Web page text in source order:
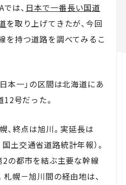
は、 日本で一番長い国道
を取り上げてきたが、今回
を持つ道路を調べてみるこ
本一」の区間は北海道にあ
号だった。
、終点は旭川。実延長は
土交通省道路統計年報）。
の都市を結ぶ主要な幹線
幌－旭川間の経由地は、